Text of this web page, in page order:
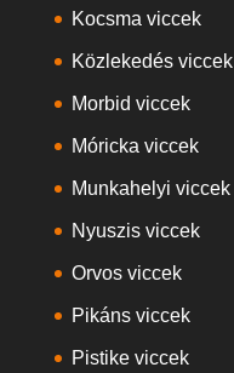
Kocsma viccek
Közlekedés viccek
Morbid viccek
Móricka viccek
Munkahelyi viccek
Nyuszis viccek
Orvos viccek
Pikáns viccek
Pistike viccek